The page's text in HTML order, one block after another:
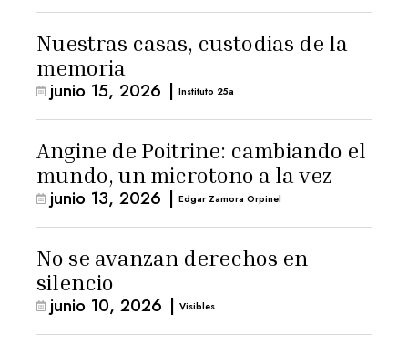
Nuestras casas, custodias de la
memoria
junio 15, 2026 | Instituto 25a
Angine de Poitrine: cambiando el
mundo, un microtono a la vez
junio 13, 2026 | Edgar Zamora Orpinel
No se avanzan derechos en
silencio
junio 10, 2026 | Visibles